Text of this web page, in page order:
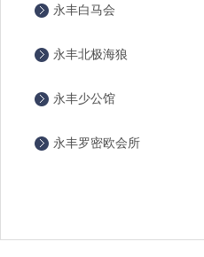
永丰白马会
永丰北极海狼
永丰少公馆
永丰罗密欧会所